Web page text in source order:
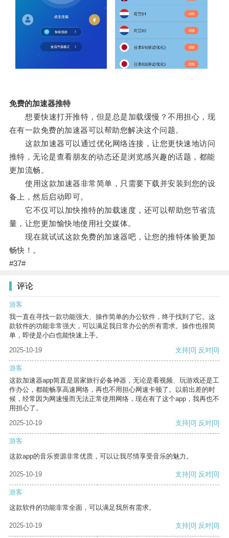
免费的加速器推特
想要快速打开推特，但是总是加载缓慢？不用担心，现
在有一款免费的加速器可以帮助您解决这个问题。
这款加速器可以通过优化网络连接，让您更快速地访问
推特，无论是查看朋友的动态还是浏览感兴趣的话题，都能
更加流畅。
使用这款加速器非常简单，只需要下载并安装到您的设
备上，然后启动即可。
它不仅可以加快推特的加载速度，还可以帮助您节省流
量，让您更加愉快地使用社交媒体。
现在就试试这款免费的加速器吧，让您的推特体验更加
畅快！。
#37#
评论
游客
我一直在寻找一款功能强大、操作简单的办公软件，终于找到了它。这
款软件的功能非常强大，可以满足我日常办公的所有需求。操作也很简
单，即使是小白也能快速上手。
2025-10-19
支持[0] 反对[0]
游客
这款加速器app简直是居家旅行必备神器，无论是看视频、玩游戏还是工
作办公，都能畅享高速网络，再也不用担心网速卡顿了。以前出差的时
候，经常因为网速慢而无法正常使用网络，现在有了这个app，我再也不
用担心了。
2025-10-19
支持[0] 反对[0]
游客
这款app的音乐资源非常优质，可以让我尽情享受音乐的魅力。
2025-10-19 支持[0] 反对[0]
游客
这款软件的功能非常全面，可以满足我所有需求。
2025-10-19 支持[0] 反对[0]